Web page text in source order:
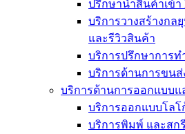
ปรึกษานำสินค้าเข้า
บริการวางสร้างกล
และรีวิวสินค้า
บริการปรึกษาการ
บริการด้านการขนส่
บริการด้านการออกแบบ
บริการออกแบบโลโ
บริการพิมพ์ และส